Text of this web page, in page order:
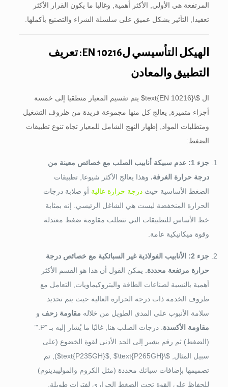
المرتفعة هي الأولى, الأكثر أهمية, وغالبا ما يكون القرار الأكثر
تعقيدا, التأثير بشكل عميق على سلسلة الشراء والتصنيع بأكملها.
الهيكل التأسيسي لEN 10216: تعريف
التطبيق والمعادن
ال $\text{EN 10216}$
يتم تقسيم المعيار منطقيا إلى خمسة
أجزاء متميزة, يعالج كل منها مجموعة فريدة من ظروف التشغيل
ومتطلبات المواد, إظهار النهج الشامل للمعيار تجاه تنوع تطبيقات
الضغط:
جزء 1: عدم سبيكة أنابيب الصلب مع خصائص معينة من
درجة حرارة الغرفة. وهذا يعالج الأكثر شيوعا, تطبيقات
الضغط الأساسية حيث درجة حرارة عالية أو صلابة درجات
الحرارة المنخفضة ليست هي الشاغل الرئيسي. إنه بمثابة
خط الأساس للتطبيقات التي تتطلب مقاومة ضغط معتدلة
وقوة ميكانيكية عامة.
جزء 2: الأنابيب الفولاذية غير السبائكية مع خصائص درجة
حرارة مرتفعة محددة. يمكن القول أن هذا هو القسم الأكثر
أهمية بالنسبة لصناعات الطاقة والبتروكيماويات, التعامل مع
ظروف الخدمة ذات درجة الحرارة العالية حيث يتم تحديد
سلامة الأنبوب على المدى الطويل من خلاله مقاومة زحف و
مقاومة الأكسدة
. درجات الصلب هنا, غالبًا ما يُشار إليه بـ "P."’
(الضغط) ثم رقم يشير إلى الحد الأدنى لقوة الخضوع (على
سبيل المثال, $\text{P235GH}$
,$\text{P265GH}$
), تم
تصميمها بإضافات سبائك محددة (مثل الكروم والموليبدينوم)
للحفاظ على القوة تحت الضغط الحراري لفترات طويلة.